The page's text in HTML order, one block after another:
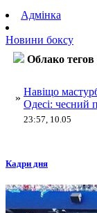
Адмінка
Новини боксу
Облако тегов
»
Навіщо
Одесі: чесний
23:57, 10.05
Кадри дня